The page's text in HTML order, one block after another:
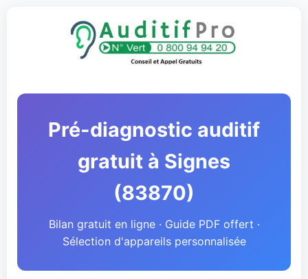
Pré-diagnostic auditif
gratuit à Signes
(83870)
Bilan gratuit en ligne · Guide PDF offert ·
Sélection d'appareils personnalisée